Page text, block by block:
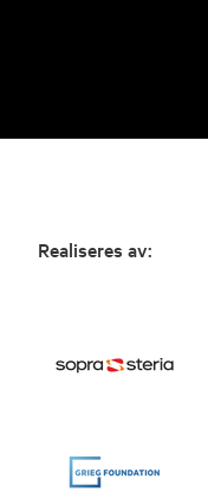
Realiseres av: